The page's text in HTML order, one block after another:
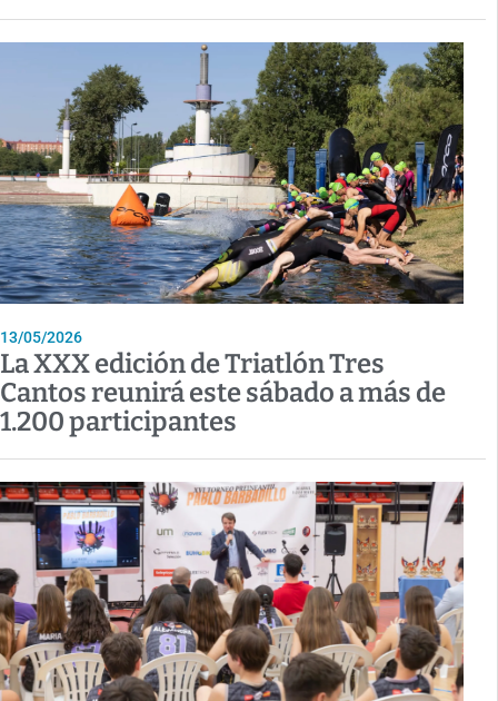
13/05/2026
La XXX edición de Triatlón Tres
Cantos reunirá este sábado a más de
1.200 participantes